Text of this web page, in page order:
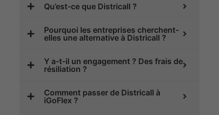
Qu’est-ce que Districall ?
Pourquoi les entreprises cherchent-
elles une alternative à Districall ?
Y a‑t‑il un engagement ? Des frais de
résiliation ?
Comment passer de Districall à
iGoFlex ?